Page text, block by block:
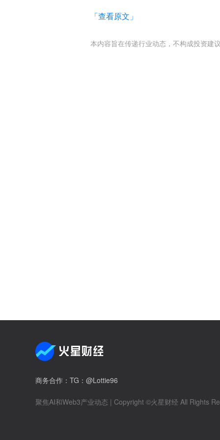
「查看原文」
本内容旨在传递行业动态，不构成投资建议
商务合作 ：TG：@Lottie96
聚焦AI和Web3产业动态 | Copyright ©火星财经 All Rights